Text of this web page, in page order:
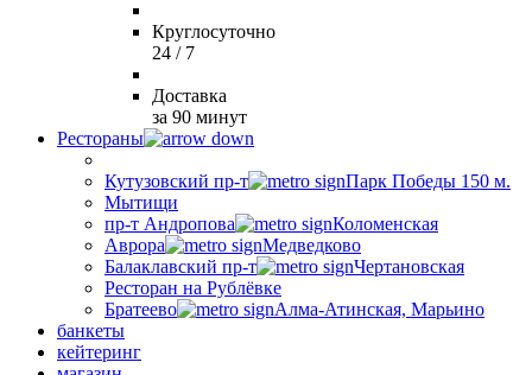
Круглосуточно
24 / 7
Доставка
за 90 минут
Рестораны
Кутузовский пр-т
Парк Победы 150 м.
Мытищи
пр-т Андропова
Коломенская
Аврора
Медведково
Балаклавский пр-т
Чертановская
Ресторан на Рублёвке
Братеево
Алма-Атинская, Марьино
банкеты
кейтеринг